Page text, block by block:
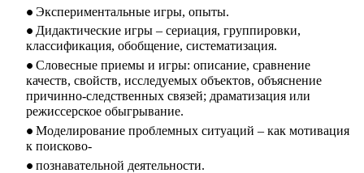
Экспериментальные игры, опыты.
Дидактические игры – сериация, группировки,
классификация, обобщение, систематизация.
Словесные приемы и игры: описание, сравнение
качеств, свойств, исследуемых объектов, объяснение
причинно-следственных связей; драматизация или
режиссерское обыгрывание.
Моделирование проблемных ситуаций – как мотивация
к поисково-
познавательной деятельности.